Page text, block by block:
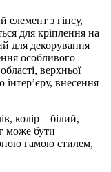
елемент з гіпсу,
для кріплення на
для декорування
особливого
верхньої
інтер’єру, внесення
колір – білий,
може бути
гамою стилем,